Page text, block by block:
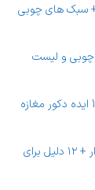
+ سبک های چوبی
چوبی و لیست
نمونه دکوراسیون مغازه پوشاک + 15 ایده دکور مغازه
بررسی مبل راحتی ارزان قیمت در بازار + ۱۲ دلیل برای